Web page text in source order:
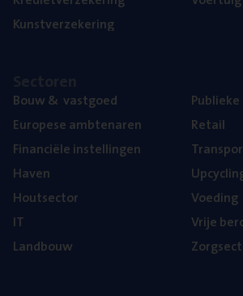
Kunst­ver­ze­ke­ring
Bouw& vastgoed
Euro­pe­se ambtenaren
Finan­ci­ë­le instellingen
Haven
Hout­sec­tor
IT
Land­bouw
Retail
Voe­ding
Vrije